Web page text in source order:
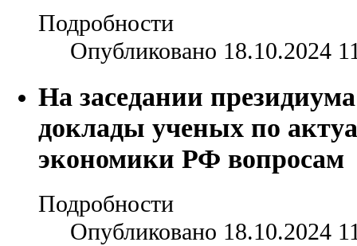
Подробности
Опубликовано 18.10.2024
На заседании
доклады ученых по
экономики РФ вопросам
Подробности
Опубликовано 18.10.2024